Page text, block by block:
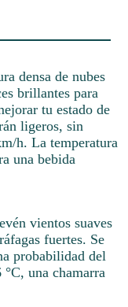
densa de nubes
brillantes para
tu estado de
ligeros, sin
h. La temperatura
una bebida
vientos suaves
fuertes. Se
probabilidad del
una chamarra